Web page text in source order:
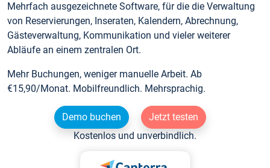
Mehrfach ausgezeichnete Software, für die die Verwaltung
von Reservierungen, Inseraten, Kalendern, Abrechnung,
Gästeverwaltung, Kommunikation und vieler weiterer
Abläufe an einem zentralen Ort.
Mehr Buchungen, weniger manuelle Arbeit. Ab
€15,90/Monat. Mobilfreundlich. Mehrsprachig.
Demo buchen
Jetzt testen
Kostenlos und unverbindlich.